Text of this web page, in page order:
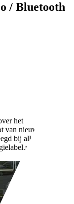
/ Bluetooth
het
van nieuwe
bij alle